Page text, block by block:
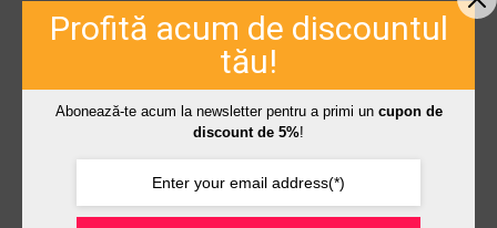
Profită acum de discountul
tău!
Abonează-te acum la newsletter pentru a primi un cupon de
discount de 5%!